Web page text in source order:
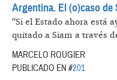
Argentina. El (o)caso de
“Si el Estado ahora está
quitado a Siam a través
MARCELO ROUGIER
PUBLICADO EN #201